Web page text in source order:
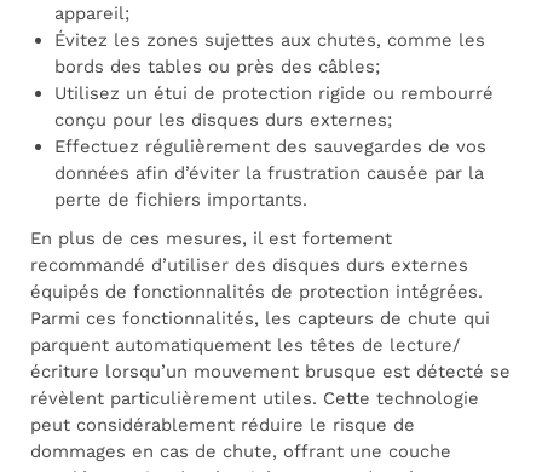
appareil;
Évitez les zones sujettes aux chutes, comme les
bords des tables ou près des câbles;
Utilisez un étui de protection rigide ou rembourré
conçu pour les disques durs externes;
Effectuez régulièrement des sauvegardes de vos
données afin d’éviter la frustration causée par la
perte de fichiers importants.
En plus de ces mesures, il est fortement
recommandé d’utiliser des disques durs externes
équipés de fonctionnalités de protection intégrées.
Parmi ces fonctionnalités, les capteurs de chute qui
parquent automatiquement les têtes de lecture/
écriture lorsqu’un mouvement brusque est détecté se
révèlent particulièrement utiles. Cette technologie
peut considérablement réduire le risque de
dommages en cas de chute, offrant une couche